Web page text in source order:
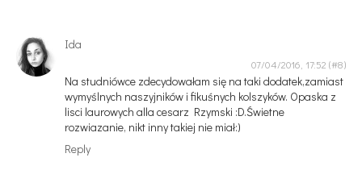
Ida
07/04/2016, 17:52
Na studniówce zdecydowałam się na taki dodatek,zamiast
wymyślnych naszyjników i fikuśnych kolszyków. Opaska z
lisci laurowych alla cesarz Rzymski :D.Świetne
rozwiazanie, nikt inny takiej nie miał:)
Reply